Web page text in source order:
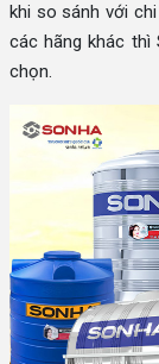
khi so sánh với
các hãng khác thì
chọn.